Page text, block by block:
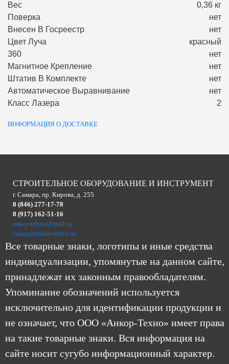
Вес
0,36 кг
Поверка
нет
Внесен В Госреестр
нет
Цвет Луча
красный
360
нет
Магнитное Крепление
нет
Штатив В Комплекте
нет
Автоматическое Выравнивание
нет
Класс Лазера
2
ИНФОРМАЦИЯ О ДОСТАВКЕ
СТРОИТЕЛЬНОЕ ОБОРУДОВАНИЕ И ИНСТРУМЕНТ
г. Самара, пр. Кирова, д. 255
8 (846) 277-17-78
8 (917) 162-51-16
ankor-tehno@mail.ru
zakaz@ankor-tehno.ru
Все товарные знаки, логотипы и иные средства
индивидуализации, упомянутые на данном сайте,
принадлежат их законным правообладателям.
Упоминание обозначений используется
исключительно для идентификации продукции и
не означает, что ООО «Анкор-Техно» имеет права
на такие товарные знаки. Вся информация на
сайте носит сугубо информационный характер.